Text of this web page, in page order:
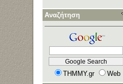
Αναζήτηση
THMMY.gr
Web